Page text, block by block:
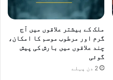
ملک کے بیشتر علاقوں میں آج
گرم اور مرطوب موسم کا امکان،
چند علاقوں میں بارش کی پیش
گوئی
2 دن پہلے